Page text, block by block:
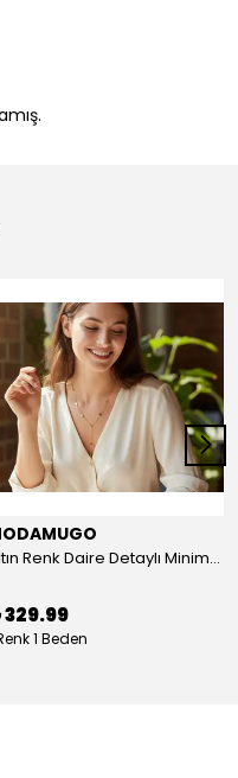
Altın Renk Daire Detaylı Minimal Y Çelik Kolye
329.99
1 Beden